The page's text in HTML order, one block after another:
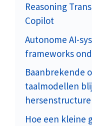
Reasoning
Copilot
Autonome AI-
frameworks
Baanbrekende
taalmodellen
Hoe een kleine